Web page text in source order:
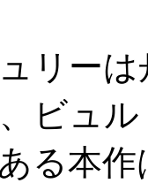
リー
ビュ
る本